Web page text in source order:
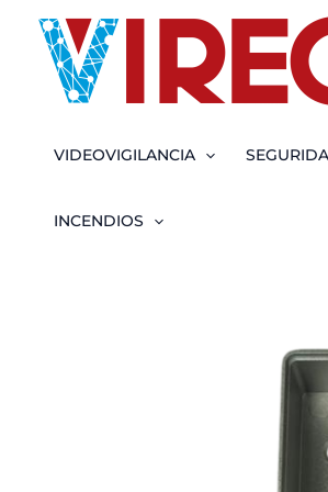
contenido
VIDEOVIGILANCIA
INCENDIOS